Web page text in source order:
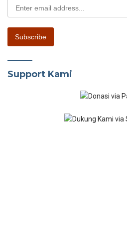
Support Kami